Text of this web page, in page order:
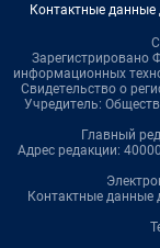
Контактные данные
Зарегистрировано
информационных
Свидетельство о
Учредитель:
Главный
Адрес редакции:
Контактные данные